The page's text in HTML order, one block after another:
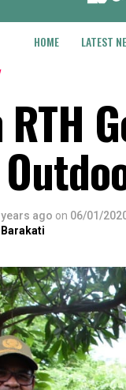
HOME LATEST
RTH
years ago on 06/01/